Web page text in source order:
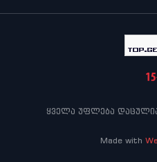
ყველა უფლება
Made with